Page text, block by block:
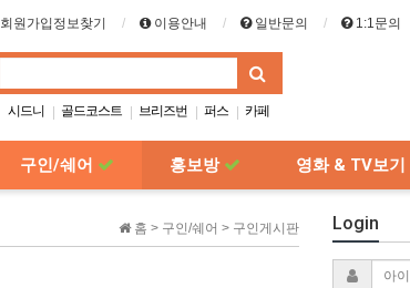
회원가입정보찾기 이용안내 일반문의 1:1문의
시드니 | 골드코스트 | 브리즈번 | 퍼스 | 카페
| 크라운카지노
구인/쉐어 홍보방 영화 & TV보기
홈 > 구인/쉐어 > 구인게시판 Login